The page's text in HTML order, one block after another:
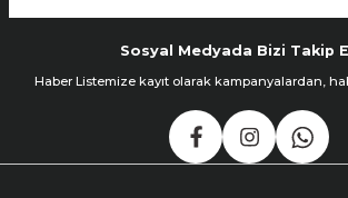
Sosyal Medyada Bizi Takip
Haber Listemize kayıt olarak kampanyalardan,